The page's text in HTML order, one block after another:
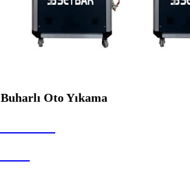
Buharlı Oto Yıkama